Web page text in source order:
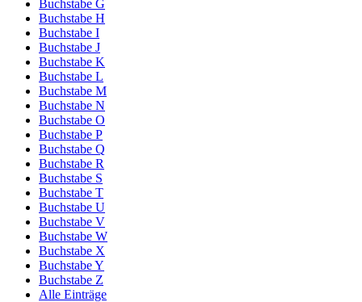
Buchstabe G
Buchstabe H
Buchstabe I
Buchstabe J
Buchstabe K
Buchstabe L
Buchstabe M
Buchstabe N
Buchstabe O
Buchstabe P
Buchstabe Q
Buchstabe R
Buchstabe S
Buchstabe T
Buchstabe U
Buchstabe V
Buchstabe W
Buchstabe X
Buchstabe Y
Buchstabe Z
Alle Einträge